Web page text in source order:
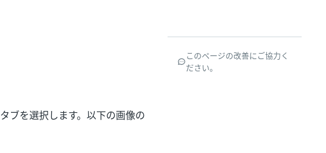
タブを選択します。以下の画像の
このページの改善にご協力く
ださい。